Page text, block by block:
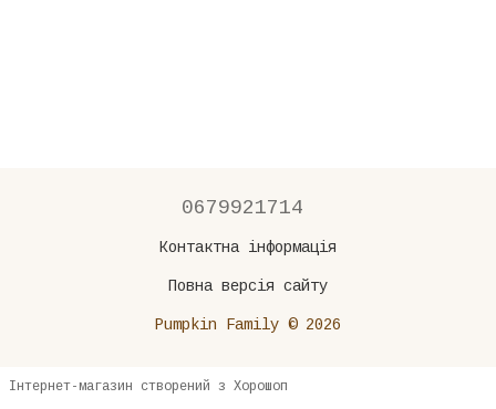
0679921714
Контактна інформація
Повна версія сайту
Pumpkin Family © 2026
Інтернет-магазин створений з Хорошоп